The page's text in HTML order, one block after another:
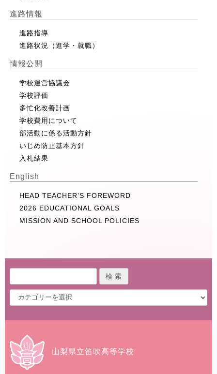
進路情報
進路指導
進路状況（進学・就職）
情報公開
学校運営協議会
学校評価
多忙化改善計画
学校費用について
部活動に係る活動方針
いじめ防止基本方針
入札結果
English
HEAD TEACHER’S FOREWORD
2026 EDUCATIONAL GOALS
MISSION AND SCHOOL POLICIES
山梨県立笛吹高等学校